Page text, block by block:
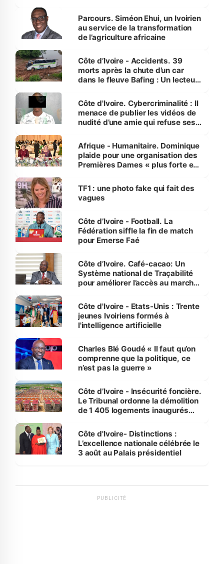
Parcours. Siméon Ehui, un Ivoirien
au service de la transformation
de l’agriculture africaine
Côte d’Ivoire - Accidents. 39
morts après la chute d’un car
dans le fleuve Bafing : Un lecteur
des Transports
Côte d'Ivoire. Cybercriminalité : Il
menace de publier les vidéos de
nudité d’une amie qui refuse ses
Afrique - Humanitaire. Dominique
plaide pour une organisation des
Premières Dames « plus forte et
sur la scène internationale »
TF1 : une photo fake qui fait des
vagues
Côte d’Ivoire - Football. La
Fédération siffle la fin de match
pour Emerse Faé
Côte d’Ivoire. Café-cacao: Un
Système national de Traçabilité
pour améliorer l’accès au marché
Côte d'Ivoire - Etats-Unis : Trente
jeunes Ivoiriens formés à
l'intelligence artificielle
Charles Blé Goudé « Il faut qu’on
comprenne que la politique, ce
n’est pas la guerre »
Côte d’Ivoire - Insécurité foncière.
Le Tribunal ordonne la démolition
de 1 405 logements inaugurés
Bassam
Côte d'Ivoire- Distinctions :
L’excellence nationale célébrée le
3 août au Palais présidentiel
PUBLICITÉ